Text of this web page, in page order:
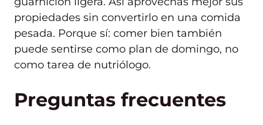
propiedades sin convertirlo en una comida
pesada. Porque sí: comer bien también
puede sentirse como plan de domingo, no
como tarea de nutriólogo.
Preguntas frecuentes